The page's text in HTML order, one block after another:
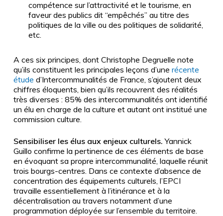
compétence sur l’attractivité et le tourisme, en
faveur des publics dit “empêchés” au titre des
politiques de la ville ou des politiques de solidarité,
etc.
A ces six principes, dont Christophe Degruelle note
qu’ils constituent les principales leçons d’une récente
étude d’Intercommunalités de France, s’ajoutent deux
chiffres éloquents, bien qu’ils recouvrent des réalités
très diverses : 85% des intercommunalités ont identifié
un élu en charge de la culture et autant ont institué une
commission culture.
Sensibiliser les élus aux enjeux culturels.Yannick
Guillo confirme la pertinence de ces éléments de base
en évoquant sa propre intercommunalité, laquelle réunit
trois bourgs-centres. Dans ce contexte d’absence de
concentration des équipements culturels, l’EPCI
travaille essentiellement à l’itinérance et à la
décentralisation au travers notamment d’une
programmation déployée sur l’ensemble du territoire.